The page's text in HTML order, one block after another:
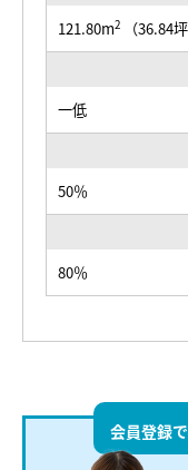
121.80m2
（36.84坪
一低
50％
80％
会員登録